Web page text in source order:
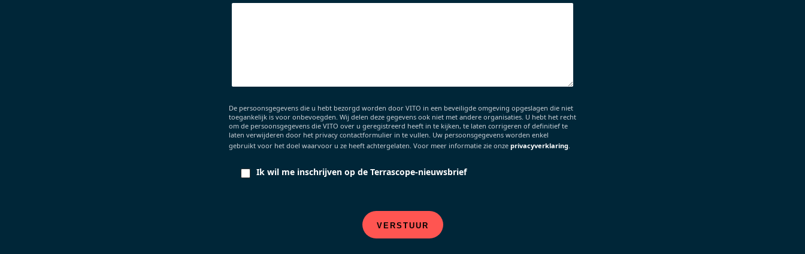
De persoonsgegevens die u hebt bezorgd worden door VITO in een beveiligde omgeving opgeslagen die niet
toegankelijk is voor onbevoegden. Wij delen deze gegevens ook niet met andere organisaties. U hebt het recht
om de persoonsgegevens die VITO over u geregistreerd heeft in te kijken, te laten corrigeren of definitief te
laten verwijderen door het privacy contactformulier in te vullen. Uw persoonsgegevens worden enkel
gebruikt voor het doel waarvoor u ze heeft achtergelaten. Voor meer informatie zie onze privacyverklaring.
Ik wil me inschrijven op de Terrascope-nieuwsbrief
VERSTUUR